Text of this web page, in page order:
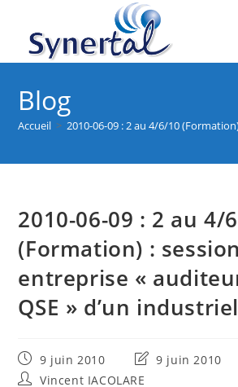
content
Blog
Accueil > 2010-06-09 : 2 au 4/6/10
2010-06-09 : 2 au 4/
(Formation) :
entreprise «
QSE » d’un
Publication
publiée :
9 juin 2010
Dernière
modification
9 juin 2010
Auteur/autrice
Vincent IACOLARE